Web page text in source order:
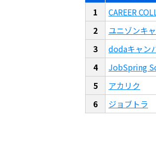
CAREER
ユニゾンキ
dodaキャン
JobSpring
アカリク
ジョブトラ